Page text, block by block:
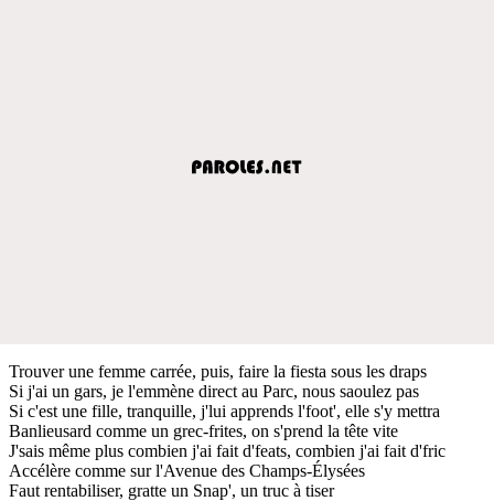
Trouver une femme carrée, puis, faire la fiesta sous les draps
Si j'ai un gars, je l'emmène direct au Parc, nous saoulez pas
Si c'est une fille, tranquille, j'lui apprends l'foot', elle s'y mettra
Banlieusard comme un grec-frites, on s'prend la tête vite
J'sais même plus combien j'ai fait d'feats, combien j'ai fait d'fric
Accélère comme sur l'Avenue des Champs-Élysées
Faut rentabiliser, gratte un Snap', un truc à tiser